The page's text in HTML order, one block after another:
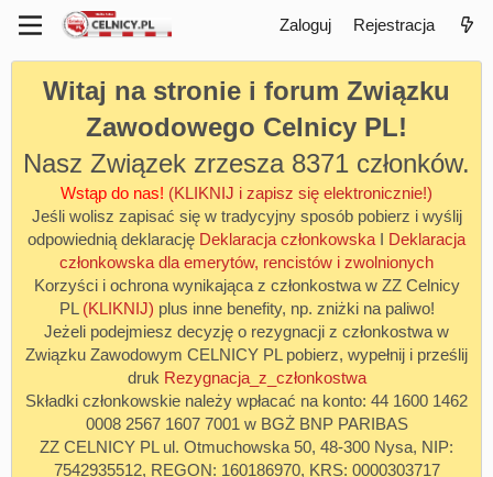
Zaloguj Rejestracja
Witaj na stronie i forum Związku
Zawodowego Celnicy PL!
Nasz Związek zrzesza 8371 członków.
Wstąp do nas! (KLIKNIJ i zapisz się elektronicznie!)
Jeśli wolisz zapisać się w tradycyjny sposób pobierz i wyślij
odpowiednią deklarację Deklaracja członkowska I Deklaracja
członkowska dla emerytów, rencistów i zwolnionych
Korzyści i ochrona wynikająca z członkostwa w ZZ Celnicy
PL (KLIKNIJ) plus inne benefity, np. zniżki na paliwo!
Jeżeli podejmiesz decyzję o rezygnacji z członkostwa w
Związku Zawodowym CELNICY PL pobierz, wypełnij i prześlij
druk Rezygnacja_z_członkostwa
Składki członkowskie należy wpłacać na konto: 44 1600 1462
0008 2567 1607 7001 w BGŻ BNP PARIBAS
ZZ CELNICY PL ul. Otmuchowska 50, 48-300 Nysa, NIP:
7542935512, REGON: 160186970, KRS: 0000303717